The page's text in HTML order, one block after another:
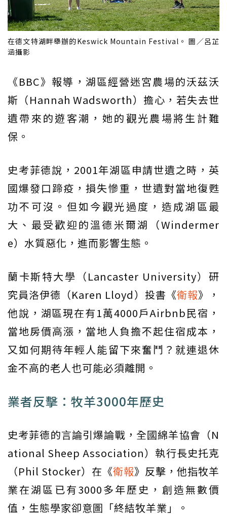
在德文特湖畔舉辦的Keswick Mountain Festival。 圖／呂芷
涵攝影
《BBC》報導，湖區經營迷宮農場的沃茲沃
斯（Hannah Wadsworth）擔心，若失去世
遺帶來的遊客潮，她的觀光農場將生計難
保。
史考菲德說，2001年湖區申請世遺之時，英
國爆發口蹄疫，損失慘重，世遺對當地復甦
功不可沒。但如今觀光過度，造成湖區最
大、最受歡迎的溫德米爾湖（Windermer
e）水質惡化，進而影響生態。
蘭卡斯特大學（Lancaster University）研
究員洛伊德（Karen Lloyd）投書《衛報》，
他說，湖區現在有1萬4000戶Airbnb民宿，
當地房價高漲，當地人負擔不起住宿成本，
又如何期待年輕人能留下來奮鬥？就連退休
金不高的老人也可能必須離開。
業者反擊：牧羊3000年歷史
史考菲德的言論引爆論戰，全國綿羊協會（N
ational Sheep Association）執行長史托克
（Phil Stocker）在《衛報》反擊，他指牧羊
業在湖區已有3000多年歷史，創造無數價
值，生態學家卻意圖「終結牧羊業」。